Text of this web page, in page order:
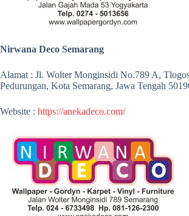
Nirwana Deco Semarang
Alamat : Jl. Wolter Monginsidi No.789 A,
Pedurungan, Kota Semarang, Jawa Tengah
Website : https://anekadeco.com/